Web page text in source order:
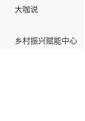
大咖说
乡村振兴赋能中心